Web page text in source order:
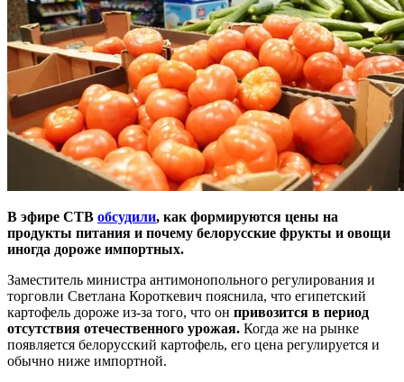
В эфире СТВ обсудили, как формируются цены на
продукты питания и почему белорусские фрукты и овощи
иногда дороже импортных.
Заместитель министра антимонопольного регулирования и
торговли Светлана Короткевич пояснила, что египетский
картофель дороже из-за того, что он привозится в период
отсутствия отечественного урожая. Когда же на рынке
появляется белорусский картофель, его цена регулируется и
обычно ниже импортной.